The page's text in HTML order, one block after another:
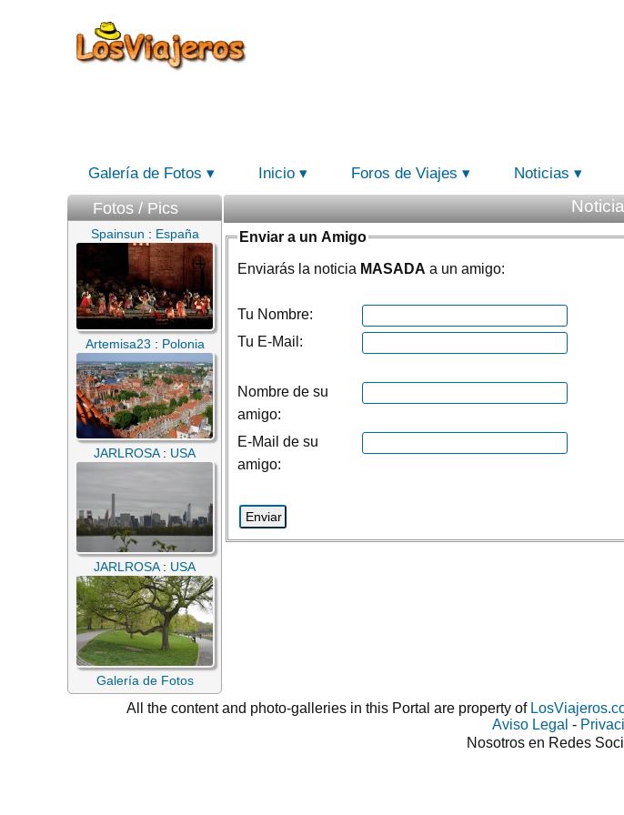
Galería de Fotos Inicio Foros de Viajes Noticias
Fotos / Pics
Spainsun : España
Artemisa23 : Polonia
JARLROSA: USA
JARLROSA: USA
Galería de Fotos
Enviar a un Amigo
Enviarás la noticia MASADA a un amigo:
Tu Nombre:
Tu E-Mail:
Nombre de su
amigo:
E-Mail de su
amigo:
All the content and photo-galleries in this Portal are property of
Aviso Legal -
Nosotros en Redes